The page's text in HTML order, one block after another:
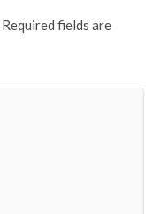
Required fields are